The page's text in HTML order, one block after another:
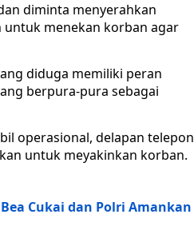
diminta menyerahkan
menekan korban agar
diduga memiliki peran
berpura-pura sebagai
operasional, delapan telepon
untuk meyakinkan korban.
Cukai dan Polri Amankan